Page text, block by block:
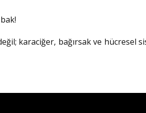
karaciğer, bağırsak ve hücresel